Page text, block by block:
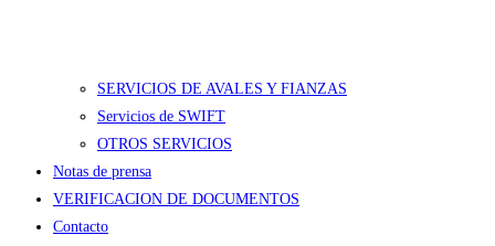
SERVICIOS DE AVALES Y FIANZAS
Servicios de SWIFT
OTROS SERVICIOS
Notas de prensa
VERIFICACION DE DOCUMENTOS
Contacto